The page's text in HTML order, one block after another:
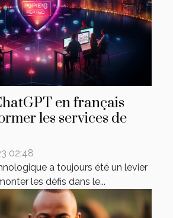
en français
les services de
02:48
a toujours été un levier
les défis dans le...